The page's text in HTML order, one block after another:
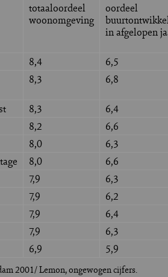
totaaloordeel
woonomgeving
oordeel
in afgelopen
8,4
6,5
8,3 6,8
8,3
6,4
8,2
6,6
8,0
6,3
8,0
6,6
7,9
6,3
7,9
6,2
7,9
6,4
7,9
6,3
6,9 5,9
2001/ Lemon, ongewogen cijfers.